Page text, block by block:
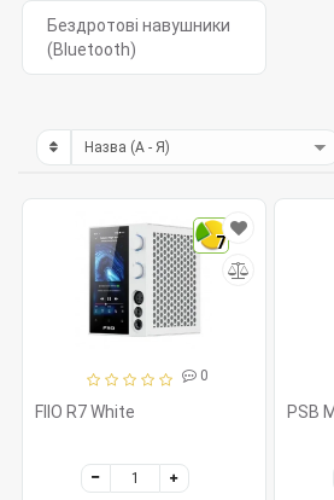
Бездротові навушники
(Bluetooth)
7
0
FIIO R7 White PSB